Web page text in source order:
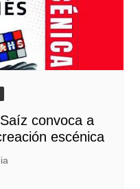
convoca a
escénica